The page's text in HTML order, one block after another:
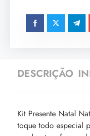
DESCRIÇÃO
Kit Presente Natal
toque todo especial